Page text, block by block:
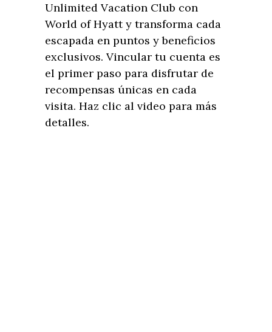
Unlimited Vacation Club con
World of Hyatt y transforma cada
escapada en puntos y beneficios
exclusivos. Vincular tu cuenta es
el primer paso para disfrutar de
recompensas únicas en cada
visita. Haz clic al video para más
detalles.